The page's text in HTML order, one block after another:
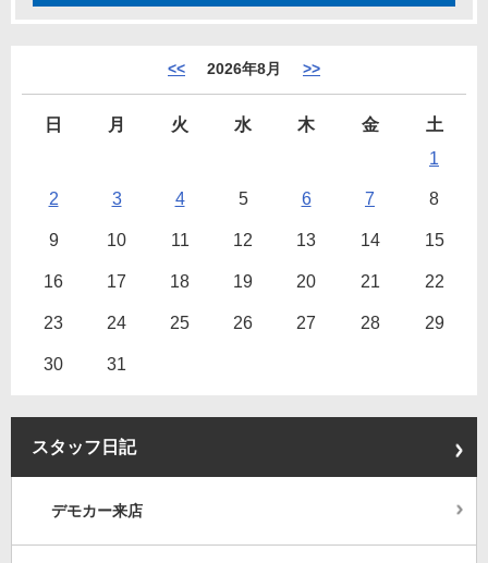
<< 2026年8月 >>
日 月 火 水 木 金
土
1
2 3 4 5 6 7 8
9 10 11 12 13 14 15
16 17 18 19 20 21 22
23 24 25 26 27 28 29
30 31
スタッフ日記
デモカー来店